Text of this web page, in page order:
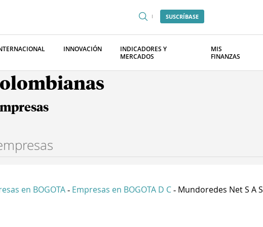
SUSCRÍBASE
INNOVACIÓN
INDICADORES Y
MERCADOS
MIS
FINANZAS
en BOGOTA - Empresas en BOGOTA D C - Mundoredes Net S A S